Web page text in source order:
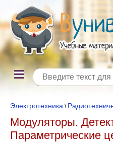
Электротехника \
Модуляторы.
Параметрические